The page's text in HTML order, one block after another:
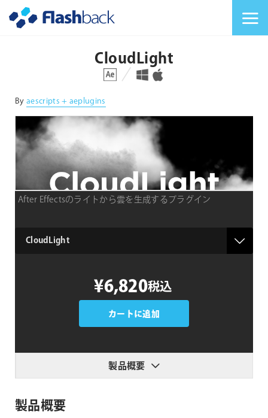
CloudLight
対応プラットフォーム 対応OS
By aescripts + aeplugins
After Effectsのライトから雲を生成するプラグイン
type
¥6,820税込
カートに追加
製品概要
製品概要